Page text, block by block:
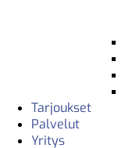
Tarjoukset
Palvelut
Yritys